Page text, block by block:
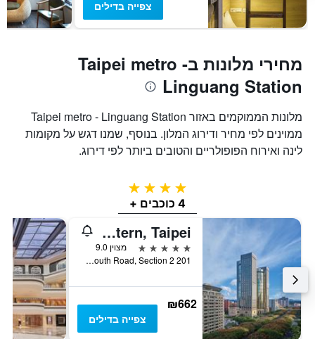
צפייה בדילים
מחירי מלונות בTaipei metro -
Linguang Station
מלונות הממוקמים באזור Taipei metro - Linguang Station
ממוינים לפי מחיר ודירוג המלון. בנוסף, שמנו דגש על מקומות
לינה ואירוח הפופולריים והטובים ביותר לפי דירוג.
4 כוכבים
4 כוכבים +
Shangri-La Far Eastern, Taipei
5 כוכבים
מצוין 9.0
201 Tun Hwa South Road, Section 2, טאיפיי, טייוואן
₪662
צפייה בדילים